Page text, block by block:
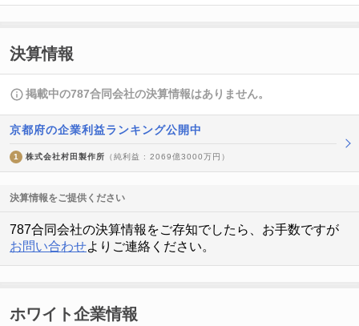
決算情報
掲載中の787合同会社の決算情報はありません。
京都府の企業利益ランキング公開中
1 株式会社村田製作所 （純利益 : 2069億3000万円）
決算情報をご提供ください
787合同会社の決算情報をご存知でしたら、お手数ですが
お問い合わせよりご連絡ください。
ホワイト企業情報